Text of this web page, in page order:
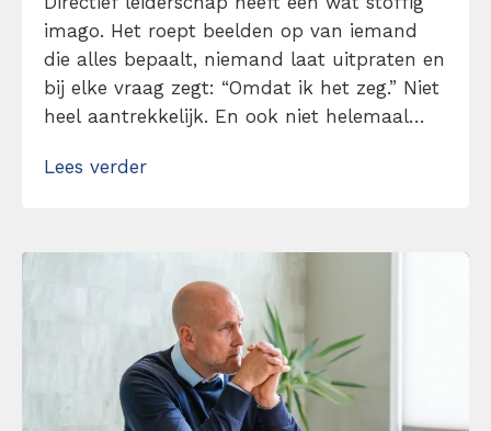
imago. Het roept beelden op van iemand
die alles bepaalt, niemand laat uitpraten en
bij elke vraag zegt: “Omdat ik het zeg.” Niet
heel aantrekkelijk. En ook niet helemaal
leiderschap niet om macht, maar om
zonder […]
Lees verder